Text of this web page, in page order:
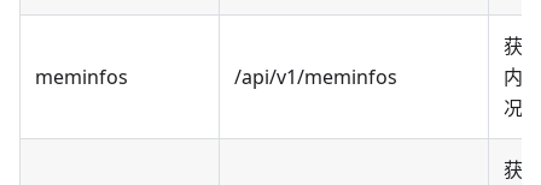
meminfos /api/v1/meminfos
获
内
况
获